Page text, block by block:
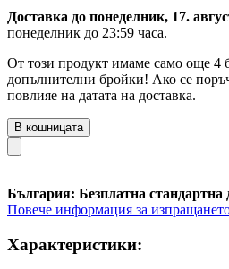
Доставка до понеделник, 17.
понеделник до 23:59 часа.
От този продукт имаме само още 4
допълнителни бройки! Ако се
повлияе на датата на доставка.
В кошницата
България: Безплатна стандартна
Повече информация за
Характеристики: